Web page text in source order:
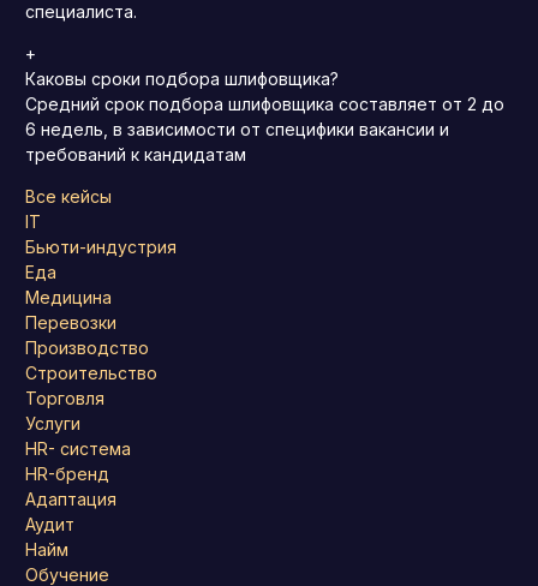
специалиста.
+
Каковы сроки подбора шлифовщика?
Средний срок подбора шлифовщика составляет от 2 до
6 недель, в зависимости от специфики вакансии и
требований к кандидатам
Все кейсы
IT
Бьюти-индустрия
Еда
Медицина
Перевозки
Производство
Строительство
Торговля
Услуги
HR- система
HR-бренд
Адаптация
Аудит
Найм
Обучение